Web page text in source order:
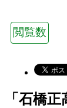
閲覧数
「石橋